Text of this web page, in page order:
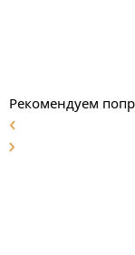
Рекомендуем